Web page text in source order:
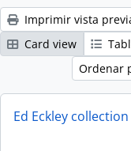
Imprimir vista
Card view
Ordenar
Ed Eckley collection